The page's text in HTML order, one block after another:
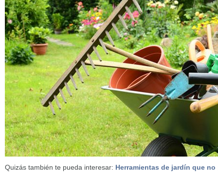
Quizás también te pueda interesar: Herramientas de jardín que